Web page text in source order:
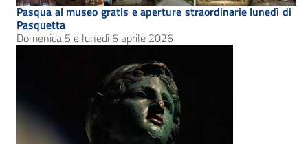
Pasqua al museo gratis e aperture straordinarie lunedì di
Pasquetta
Domenica 5 e lunedì 6 aprile 2026